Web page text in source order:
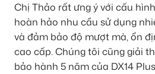
Chị Thảo rất ưng ý với cấu
hoàn hảo nhu cầu sử dụng
và đảm bảo độ mượt mà, ổn
cao cấp. Chúng tôi cũng giải
bảo hành 5 năm của DX14